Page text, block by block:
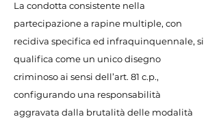
La condotta consistente nella
partecipazione a rapine multiple, con
recidiva specifica ed infraquinquennale, si
qualifica come un unico disegno
criminoso ai sensi dell’art. 81 c.p.,
configurando una responsabilità
aggravata dalla brutalità delle modalità